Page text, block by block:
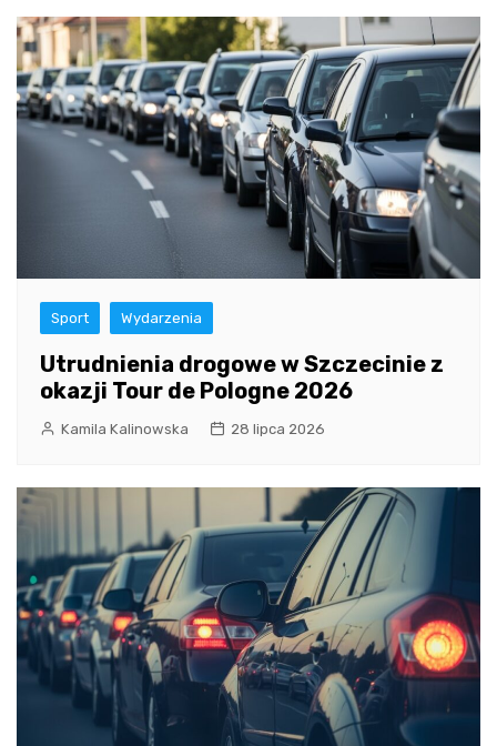
Sport Wydarzenia
Utrudnienia drogowe w Szczecinie z
okazji Tour de Pologne 2026
Kamila Kalinowska 28 lipca 2026